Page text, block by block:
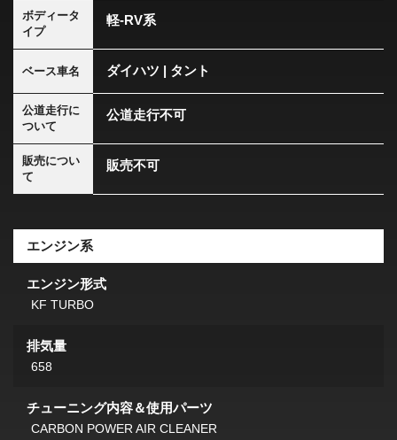
ボディータ
イプ
軽-RV系
ベース車名 ダイハツ | タント
公道走行に
ついて
公道走行不可
販売につい
て
販売不可
エンジン系
エンジン形式
KF TURBO
排気量
658
チューニング内容＆使用パーツ
CARBON POWER AIR CLEANER